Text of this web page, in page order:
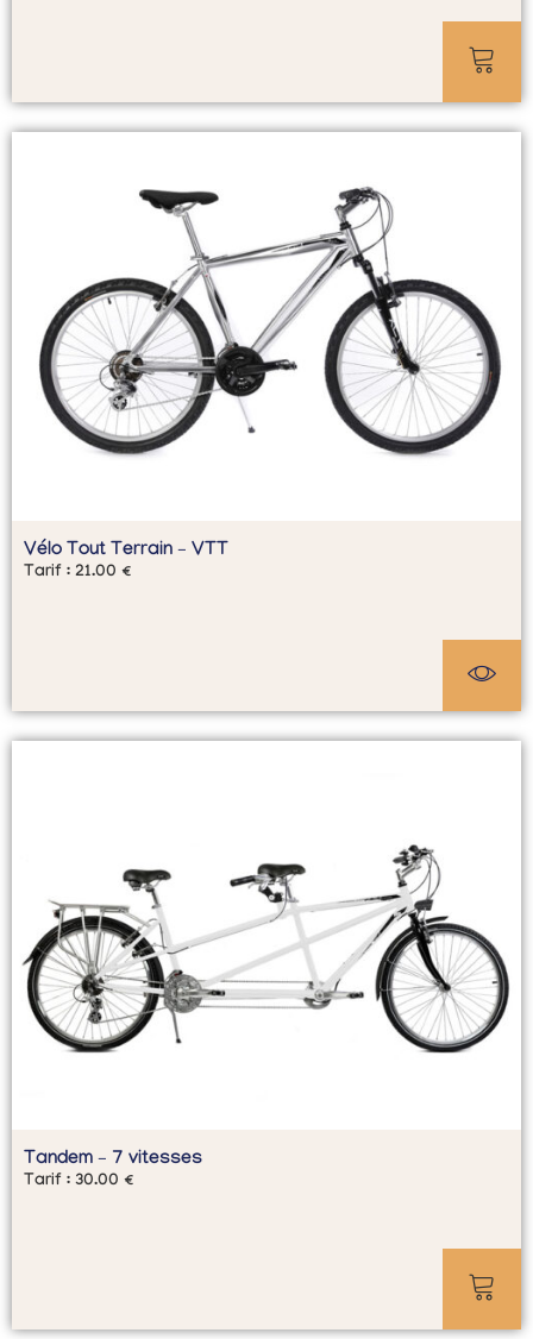
Vélo Tout Terrain – VTT
Tarif : 21.00 €
Tandem – 7 vitesses
Tarif : 30.00 €